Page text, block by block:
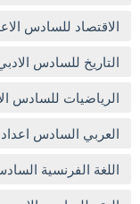
الاقتصاد للسادس
التاريخ للسادس
الرياضيات للسادس
العربي السادس
اللغة الفرنسية